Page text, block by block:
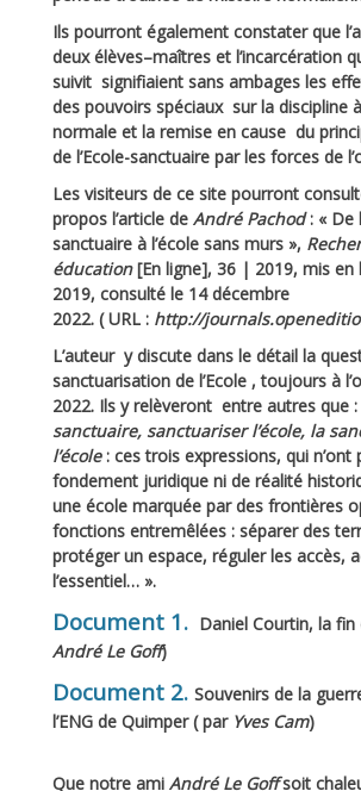
Ils pourront également constater que
deux élèves–maîtres et l’incarcération
suivit signifiaient sans ambages les
des pouvoirs spéciaux sur la discipline à
normale et la remise en cause du
de l’Ecole-sanctuaire par les forces de
Les visiteurs de ce site pourront
propos l’article de André Pachod: « De
sanctuaire à l’école sans murs »,
éducation[En ligne], 36 | 2019, mis en
2019, consulté le 14 décembre
2022. ( URL : http://
L’auteur y discute dans le détail la
sanctuarisation de l’Ecole , toujours à
2022. Ils y relèveront entre autres que :
sanctuaire, sanctuariser l’école, la
l’école: ces trois expressions, qui n’ont
fondement juridique ni de réalité
une école marquée par des frontières
fonctions entremêlées : séparer des
protéger un espace, réguler les accès,
l’essentiel… ».
Document 1. Daniel Courtin, la fin
André Le Goff)
Document 2. Souvenirs de la
l’ENG de Quimper ( par Yves Cam)
Que notre ami André Le Goffsoit